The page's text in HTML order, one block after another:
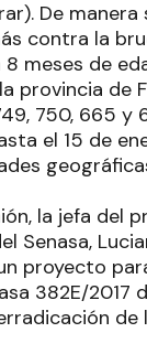
De manera
contra la
meses de
provincia de
750, 665 y
el 15 de
la jefa del
Senasa,
proyecto
382E/2017
de